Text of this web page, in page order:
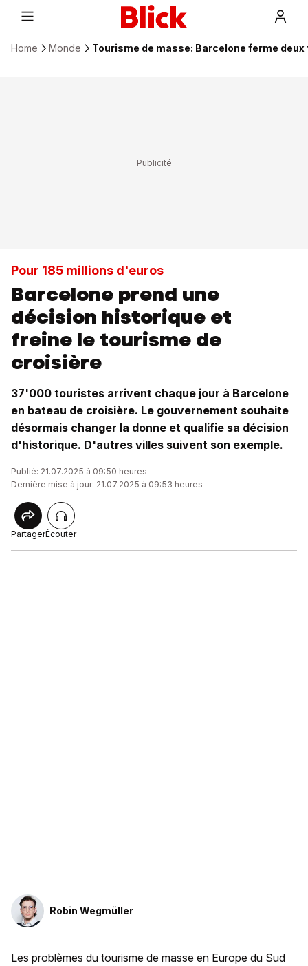
Home Monde Tourisme de masse: Barcelone ferme
Pour 185 millions d'euros
Barcelone prend une
décision historique et
freine le tourisme de
croisière
37'000 touristes arrivent chaque jour à Barcelone
en bateau de croisière. Le gouvernement souhaite
désormais changer la donne et qualifie sa décision
d'historique. D'autres villes suivent son exemple.
Publié: 21.07.2025 à 09:50 heures
Dernière mise à jour: 21.07.2025 à 09:53 heures
PartagerÉcouter
Robin Wegmüller
Les problèmes du tourisme de masse en Europe du Sud